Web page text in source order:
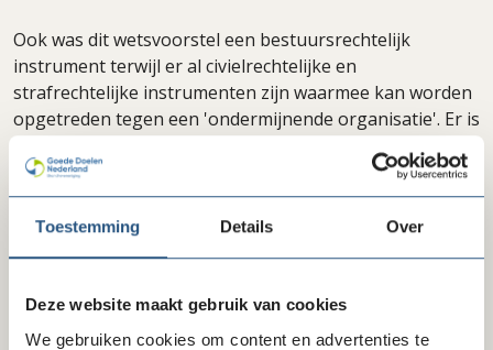
Toestemming Details Over
Deze website maakt gebruik van cookies
We gebruiken cookies om content en advertenties te
Ook was dit wetsvoorstel een bestuursrechtelijk
instrument terwijl er al civielrechtelijke en
strafrechtelijke instrumenten zijn waarmee kan worden
opgetreden tegen een 'ondermijnende organisatie'. Er is
bestaande instrumenten niet goed werken. De Raad van
State heeft ook ernstige bezwaren tegen het
wetsvoorstel en heeft geadviseerd om het niet in
behandeling te nemen
Wij zijn blij dat de meerderheid van de Eerste Kamer
onze zorgen deelt en dat dit voorstel inmiddels van tafel